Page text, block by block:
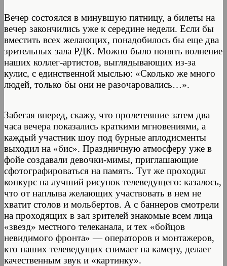
Вечер состоялся в минувшую пятницу, а билеты на
вечер закончились уже к середине недели. Если бы
вместить всех желающих, понадобилось бы еще два
зрительных зала РДК. Можно было понять волнение
наших коллег-артистов, выглядывающих из-за
кулис, с единственной мыслью: «Сколько же много
людей, только бы они не разочаровались…».
Забегая вперед, скажу, что пролетевшие затем два
часа вечера показались краткими мгновениями, а
каждый участник шоу под бурные аплодисменты
выходил на «бис». Праздничную атмосферу уже в
фойе создавали девочки-мимы, приглашающие
сфотографироваться на память. Тут же проходил
конкурс на лучший рисунок телеведущего: казалось,
что от наплыва желающих участвовать в нем не
хватит столов и мольбертов. А с баннеров смотрели
на проходящих в зал зрителей знакомые всем лица
«звезд» местного телеканала, и тех «бойцов
невидимого фронта» — операторов и монтажеров,
кто наших телеведущих снимает на камеру, делает
качественным звук и «картинку».